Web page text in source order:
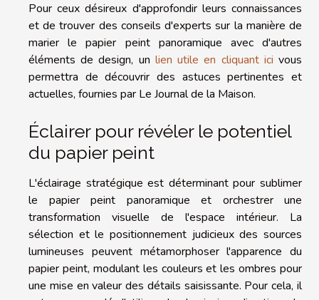
Pour ceux désireux d'approfondir leurs connaissances
et de trouver des conseils d'experts sur la manière de
marier le papier peint panoramique avec d'autres
éléments de design, un lien utile en cliquant ici vous
permettra de découvrir des astuces pertinentes et
actuelles, fournies par Le Journal de la Maison.
Éclairer pour révéler le potentiel
du papier peint
L'éclairage stratégique est déterminant pour sublimer
le papier peint panoramique et orchestrer une
transformation visuelle de l'espace intérieur. La
sélection et le positionnement judicieux des sources
lumineuses peuvent métamorphoser l'apparence du
papier peint, modulant les couleurs et les ombres pour
une mise en valeur des détails saisissante. Pour cela, il